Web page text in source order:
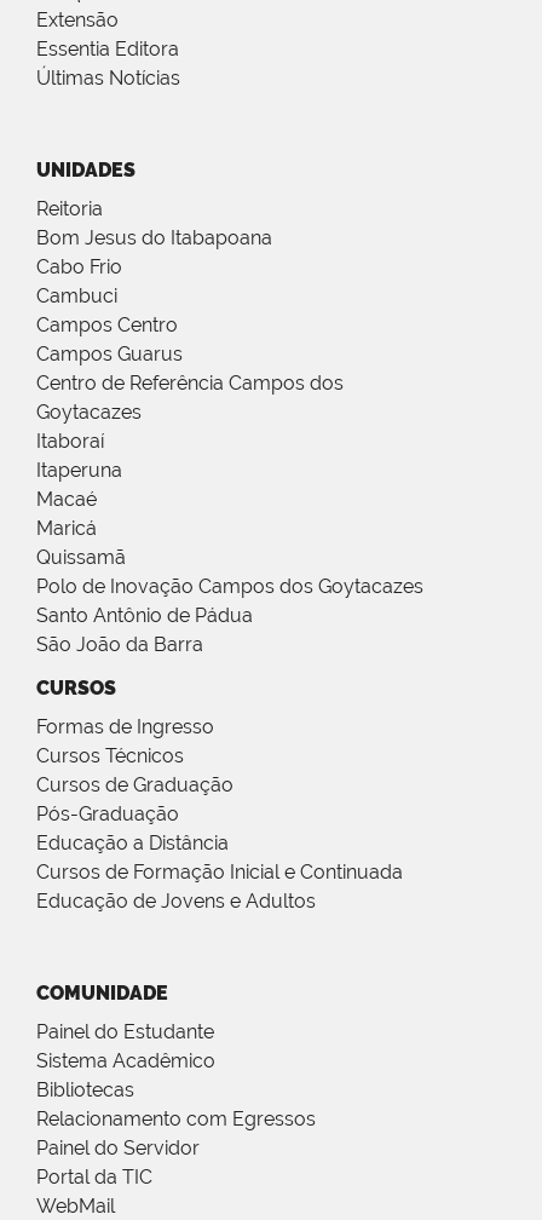
Extensão
Essentia Editora
Últimas Notícias
UNIDADES
Reitoria
Bom Jesus do Itabapoana
Cabo Frio
Cambuci
Campos Centro
Campos Guarus
Centro de Referência Campos dos
Goytacazes
Itaboraí
Itaperuna
Macaé
Maricá
Quissamã
Polo de Inovação Campos dos Goytacazes
Santo Antônio de Pádua
São João da Barra
CURSOS
Formas de Ingresso
Cursos Técnicos
Cursos de Graduação
Pós-Graduação
Educação a Distância
Cursos de Formação Inicial e Continuada
Educação de Jovens e Adultos
COMUNIDADE
Painel do Estudante
Sistema Acadêmico
Bibliotecas
Relacionamento com Egressos
Painel do Servidor
Portal da TIC
WebMail